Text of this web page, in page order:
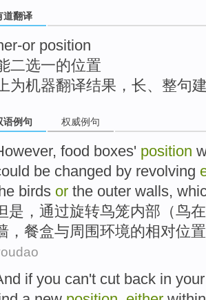
道翻译
or position
二选一的位置
为机器翻译结果，长、整句
语例句 权威例句
, food boxes' position
be changed by revolving
birds or the outer walls,
是 ， 通过旋转鸟笼内部 （鸟
， 餐盒与周围环境的相对位置
if you can't cut back in your